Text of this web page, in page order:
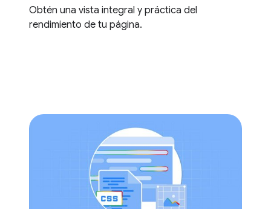
Obtén una vista integral y práctica del
rendimiento de tu página.